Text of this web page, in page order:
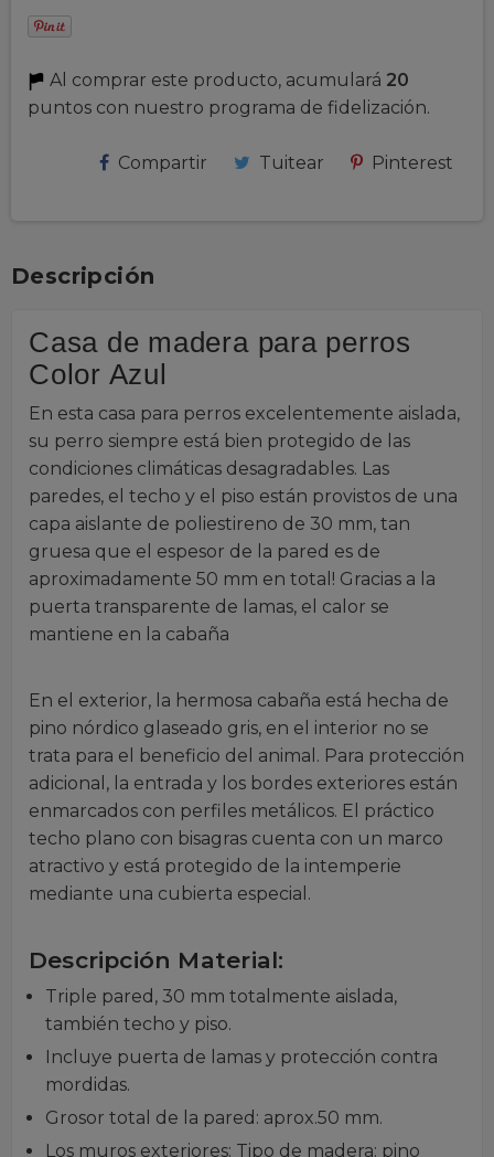
Al comprar este producto, acumulará 20
puntos con nuestro programa de fidelización.
Compartir Tuitear Pinterest
Descripción
Casa de madera para perros
Color Azul
En esta casa para perros excelentemente aislada,
su perro siempre está bien protegido de las
condiciones climáticas desagradables. Las
paredes, el techo y el piso están provistos de una
capa aislante de poliestireno de 30 mm, tan
gruesa que el espesor de la pared es de
aproximadamente 50 mm en total! Gracias a la
puerta transparente de lamas, el calor se
mantiene en la cabaña
En el exterior, la hermosa cabaña está hecha de
pino nórdico glaseado gris, en el interior no se
trata para el beneficio del animal. Para protección
adicional, la entrada y los bordes exteriores están
enmarcados con perfiles metálicos. El práctico
techo plano con bisagras cuenta con un marco
atractivo y está protegido de la intemperie
mediante una cubierta especial.
Descripción Material:
Triple pared, 30 mm totalmente aislada,
también techo y piso.
Incluye puerta de lamas y protección contra
mordidas.
Grosor total de la pared: aprox.50 mm.
Los muros exteriores: Tipo de madera: pino